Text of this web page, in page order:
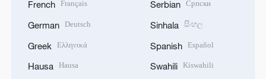
French Français
German Deutsch
Greek Ελληνικά
Hausa Hausa
Serbian Српски
Sinhala සිංහල
Spanish Español
Swahili Kiswahili